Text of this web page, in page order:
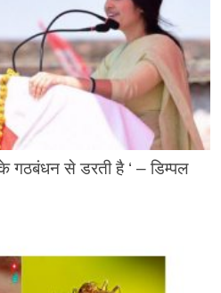
के गठबंधन से डरती है ‘ – डिम्पल